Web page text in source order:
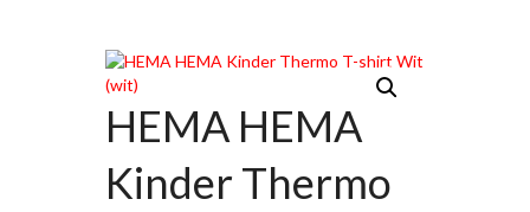
HEMA HEMA
Kinder Thermo